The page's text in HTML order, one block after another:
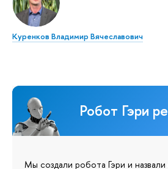
Куренков Владимир Вячеславович
Робот Гэри
Мы создали робота Гэри и назвали